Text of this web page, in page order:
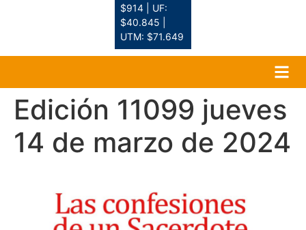
$914 | UF:
$40.845 |
UTM: $71.649
Edición 11099 jueves
14 de marzo de 2024